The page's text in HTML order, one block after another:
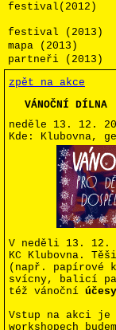
festival(2012)
festival (2013)
mapa (2013)
partneři (2013)
zpět na akce
VÁNOČNÍ DÍLNA
neděle 13. 12.
Kde: Klubovna,
V neděli 13. 12.
KC Klubovna.
(např. papírové
svícny, balicí
též vánoční účesy
Vstup na akci je
workshopech